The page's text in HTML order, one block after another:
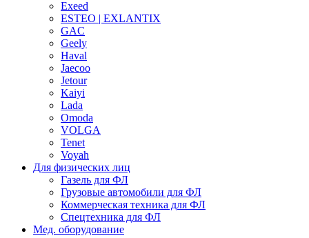
Exeed
ESTEO | EXLANTIX
GAC
Geely
Haval
Jaecoo
Jetour
Kaiyi
Lada
Omoda
VOLGA
Tenet
Voyah
Для физических лиц
Газель для ФЛ
Грузовые автомобили для ФЛ
Коммерческая техника для ФЛ
Спецтехника для ФЛ
Мед. оборудование